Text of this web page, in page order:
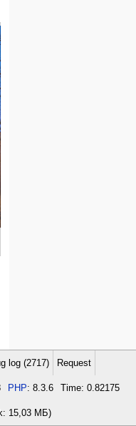
log (2717) Request
PHP: 8.3.6 Time: 0.82175
15,03 МБ)